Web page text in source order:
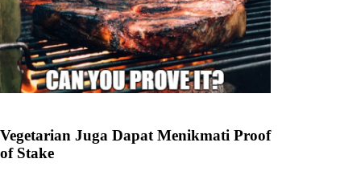
Vegetarian Juga Dapat Menikmati Proof
of Stake